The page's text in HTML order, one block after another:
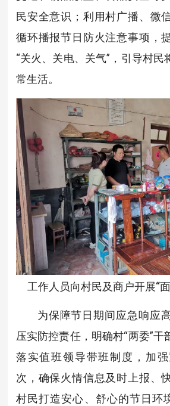
民安全意识；利用村广播、微
循环播报节日防火注意事项，
“关火、关电、关气”，引导村民
常生活。
工作人员向村民及商户开展“
为保障节日期间应急响应
压实防控责任，明确村“两委”干
落实值班领导带班制度，加
次，确保火情信息及时上报、
村民打造安心、舒心的节日环